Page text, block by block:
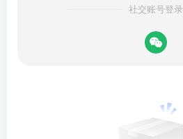
社交账号登录